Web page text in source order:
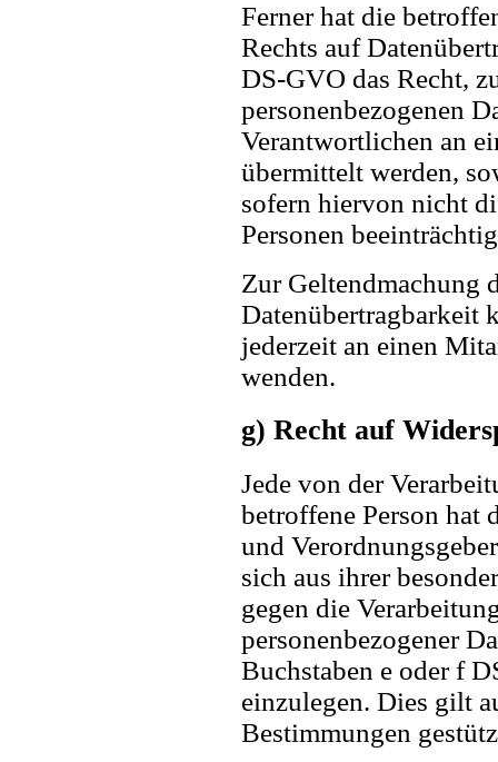
Ferner hat die
Rechts auf
DS-GVO das Recht,
personenbezogenen
Verantwortlichen an
übermittelt werden,
sofern hiervon nicht
Personen
Zur Geltendmachung
Datenübertragbarkeit
jederzeit an einen
wenden.
g) Recht auf
Jede von der
betroffene Person hat
und
sich aus ihrer
gegen die
personenbezogener
Buchstaben e oder f
einzulegen. Dies gilt
Bestimmungen